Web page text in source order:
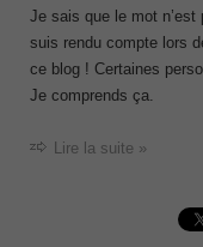
Je sais que le mot n’est
suis rendu compte lors
ce blog ! Certaines
Je comprends ça.
Lire la suite »